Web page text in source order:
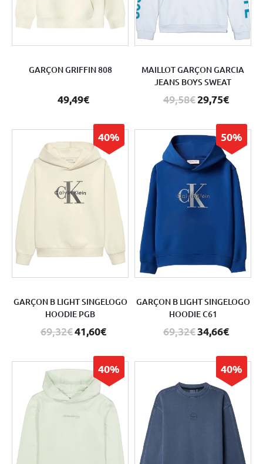
GARÇON GRIFFIN 808
49,49€
MAILLOT GARÇON GARCIA
JEANS BOYS SWEAT
49,58€29,75€
40%
GARÇON B LIGHT SINGELOGO
HOODIE PGB
69,32€41,60€
50%
GARÇON B LIGHT SINGELOGO
HOODIE C61
69,32€34,66€
40% 40%